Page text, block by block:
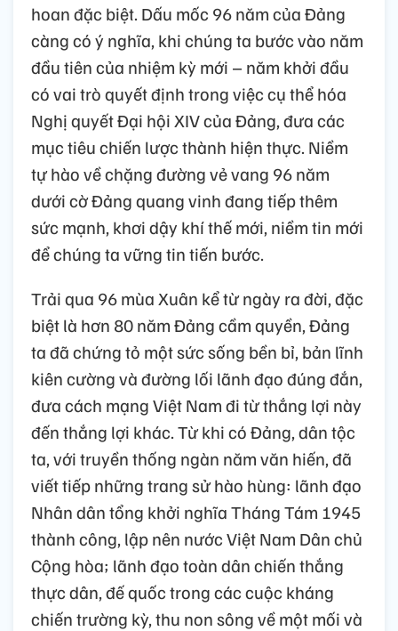
hoan đặc biệt. Dấu mốc 96 năm của Đảng
càng có ý nghĩa, khi chúng ta bước vào năm
đầu tiên của nhiệm kỳ mới – năm khởi đầu
có vai trò quyết định trong việc cụ thể hóa
Nghị quyết Đại hội XIV của Đảng, đưa các
mục tiêu chiến lược thành hiện thực. Niềm
tự hào về chặng đường vẻ vang 96 năm
dưới cờ Đảng quang vinh đang tiếp thêm
sức mạnh, khơi dậy khí thế mới, niềm tin mới
để chúng ta vững tin tiến bước.
Trải qua 96 mùa Xuân kể từ ngày ra đời, đặc
biệt là hơn 80 năm Đảng cầm quyền, Đảng
ta đã chứng tỏ một sức sống bền bỉ, bản lĩnh
kiên cường và đường lối lãnh đạo đúng đắn,
đưa cách mạng Việt Nam đi từ thắng lợi này
đến thắng lợi khác. Từ khi có Đảng, dân tộc
ta, với truyền thống ngàn năm văn hiến, đã
viết tiếp những trang sử hào hùng: lãnh đạo
Nhân dân tổng khởi nghĩa Tháng Tám 1945
thành công, lập nên nước Việt Nam Dân chủ
Cộng hòa; lãnh đạo toàn dân chiến thắng
thực dân, đế quốc trong các cuộc kháng
chiến trường kỳ, thu non sông về một mối và